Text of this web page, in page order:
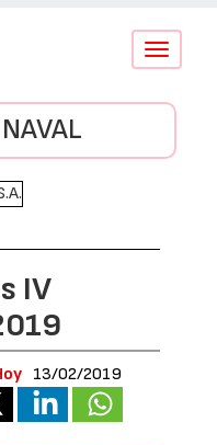
Conmutar
IV
13/02/2019